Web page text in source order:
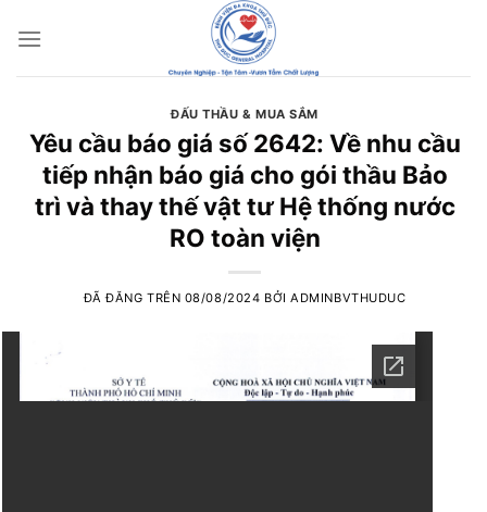
đến
ĐẤU THẦU & MUA SẮM
Yêu cầu báo giá số 2642: Về nhu cầu
tiếp nhận báo giá cho gói thầu Bảo
trì và thay thế vật tư Hệ thống nước
RO toàn viện
ĐÃ ĐĂNG TRÊN 08/08/2024 BỞIADMINBVTHUDUC